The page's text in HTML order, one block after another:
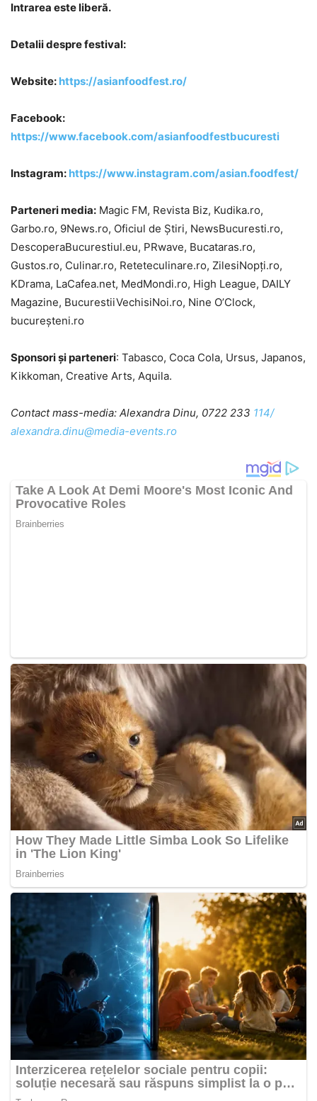
Intrarea este liberă.
Detalii despre festival:
Website: https://asianfoodfest.ro/
Facebook:
https://www.facebook.com/asianfoodfestbucuresti
Instagram: https://www.instagram.com/asian.foodfest/
Parteneri media: Magic FM, Revista Biz, Kudika.ro,
Garbo.ro, 9News.ro, Oficiul de Știri, NewsBucuresti.ro,
DescoperaBucurestiul.eu, PRwave, Bucataras.ro,
Gustos.ro, Culinar.ro, Reteteculinare.ro, ZilesiNopți.ro,
KDrama, LaCafea.net, MedMondi.ro, High League, DAILY
Magazine, BucurestiiVechisiNoi.ro, Nine O’Clock,
bucureșteni.ro
Sponsori și parteneri: Tabasco, Coca Cola, Ursus, Japanos,
Kikkoman, Creative Arts, Aquila.
Contact mass-media: Alexandra Dinu, 0722 233 114/
alexandra.dinu@media-events.ro